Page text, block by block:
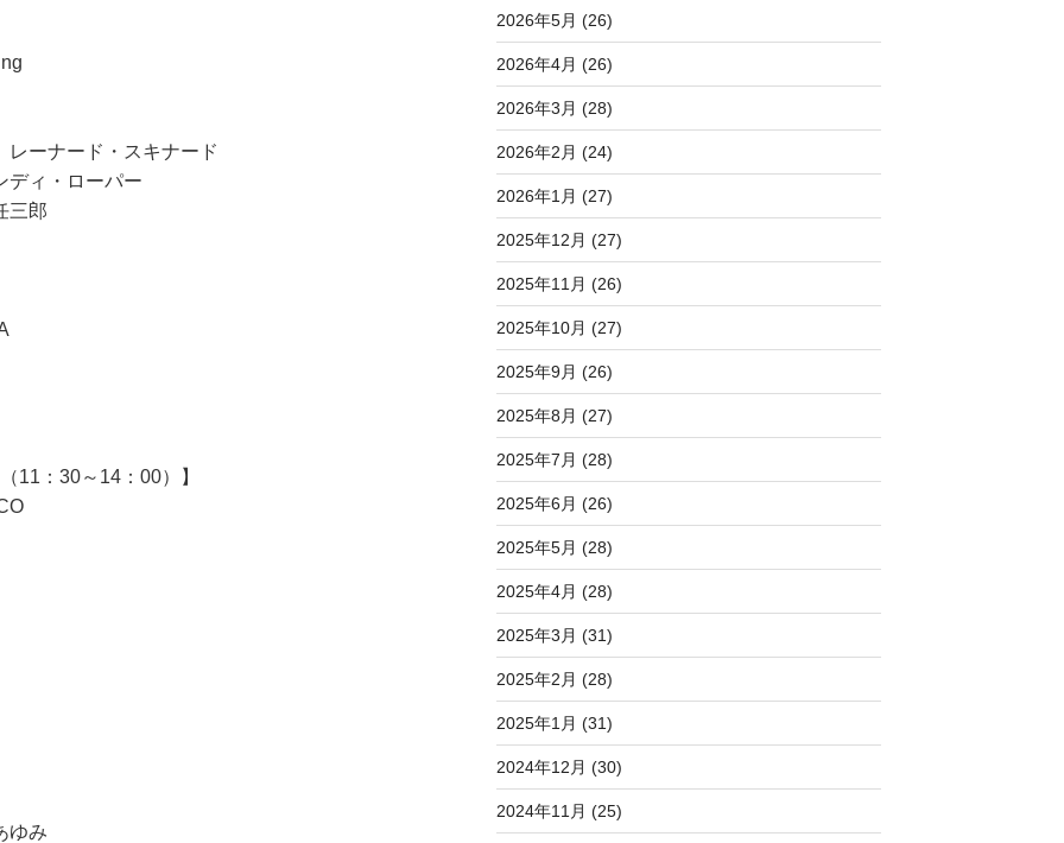
ーナード・スキナード
ィ・ローパー
三郎
11：30～14：00）】
み
2026年5月 (26)
2026年4月 (26)
2026年3月 (28)
2026年2月 (24)
2026年1月 (27)
2025年12月 (27)
2025年11月 (26)
2025年10月 (27)
2025年9月 (26)
2025年8月 (27)
2025年7月 (28)
2025年6月 (26)
2025年5月 (28)
2025年4月 (28)
2025年3月 (31)
2025年2月 (28)
2025年1月 (31)
2024年12月 (30)
2024年11月 (25)